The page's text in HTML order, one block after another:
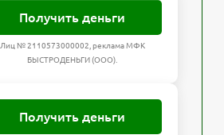
Получить деньги
Лиц № 2110573000002, реклама МФК
БЫСТРОДЕНЬГИ (ООО).
Получить деньги